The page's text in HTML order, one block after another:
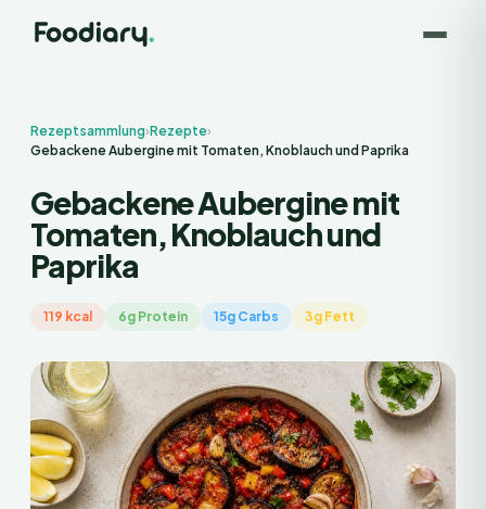
Rezeptsammlung›Rezepte›
Gebackene Aubergine mit Tomaten, Knoblauch und Paprika
Gebackene Aubergine mit
Tomaten, Knoblauch und
Paprika
119 kcal 6g Protein 15g Carbs 3g Fett